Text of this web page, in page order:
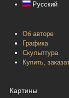
Русский
Об авторе
Графика
Скульптура
Купить,
Картины